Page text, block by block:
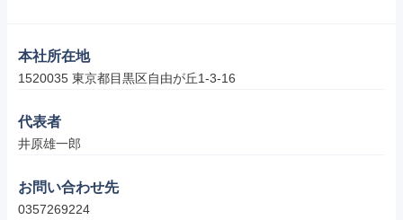
本社所在地
1520035 東京都目黒区自由が丘1-3-16
代表者
井原雄一郎
お問い合わせ先
0357269224